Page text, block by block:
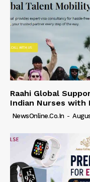
Raahi Global
Indian Nurses with
NewsOnline.co.in -